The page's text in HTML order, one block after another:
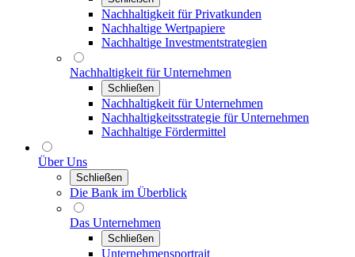
Nachhaltigkeit für Privatkunden
Nachhaltige Wertpapiere
Nachhaltige Investmentstrategien
Nachhaltigkeit für Unternehmen
Schließen
Nachhaltigkeit für Unternehmen
Nachhaltigkeitsstrategie für Unternehmen
Nachhaltige Fördermittel
Über Uns
Schließen
Die Bank im Überblick
Das Unternehmen
Schließen
Unternehmensportrait